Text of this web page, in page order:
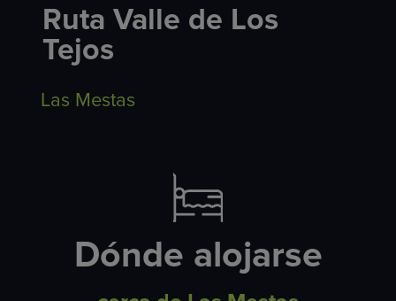
Ruta Valle de Los
Tejos
Las Mestas
Dónde alojarse